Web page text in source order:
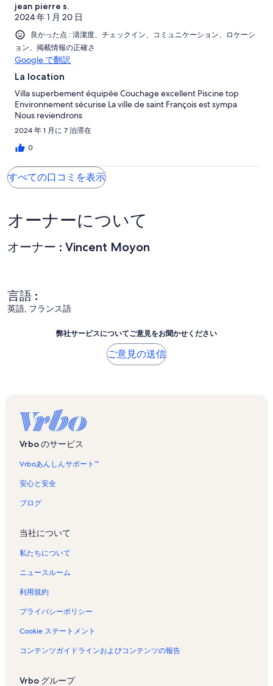
jean pierre s.
2024 年 1 月 20 日
良かった点 : 清潔度、チェックイン、コミュニケーション、ロケーシ
ョン、掲載情報の正確さ
Google で翻訳
La location
Villa superbement équipée Couchage excellent Piscine top
Environnement sécurise La ville de saint François est sympa
Nous reviendrons
2024 年 1 月に 7 泊滞在
0
すべての口コミを表示
オーナーについて
オーナー : Vincent Moyon
言語 :
英語, フランス語
弊社サービスについてご意見をお聞かせください
ご意見の送信
Vrbo のサービス
Vrboあんしんサポート™
安心と安全
ブログ
当社について
私たちについて
ニュースルーム
利用規約
プライバシーポリシー
Cookie ステートメント
コンテンツガイドラインおよびコンテンツの報告
Vrbo グループ